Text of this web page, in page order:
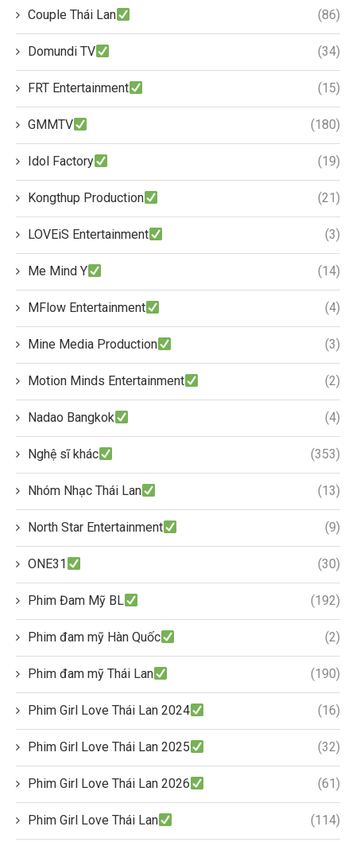
Couple Thái Lan (86)
Domundi TV (34)
FRT Entertainment (15)
GMMTV (180)
Idol Factory (19)
Kongthup Production (21)
LOVEiS Entertainment (3)
Me Mind Y (14)
MFlow Entertainment (4)
Mine Media Production (3)
Motion Minds Entertainment (2)
Nadao Bangkok (4)
Nghệ sĩ khác (353)
Nhóm Nhạc Thái Lan (13)
North Star Entertainment (9)
ONE31 (30)
Phim Đam Mỹ BL (192)
Phim đam mỹ Hàn Quốc (2)
Phim đam mỹ Thái Lan (190)
Phim Girl Love Thái Lan 2024 (16)
Phim Girl Love Thái Lan 2025 (32)
Phim Girl Love Thái Lan 2026 (61)
Phim Girl Love Thái Lan (114)